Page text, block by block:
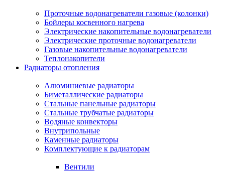
Проточные водонагреватели газовые (колонки)
Бойлеры косвенного нагрева
Электрические накопительные водонагреватели
Электрические проточные водонагреватели
Газовые накопительные водонагреватели
Теплонакопители
Радиаторы отопления
Алюминиевые радиаторы
Биметаллические радиаторы
Стальные панельные радиаторы
Стальные трубчатые радиаторы
Водяные конвекторы
Внутрипольные
Каменные радиаторы
Комплектующие к радиаторам
Вентили